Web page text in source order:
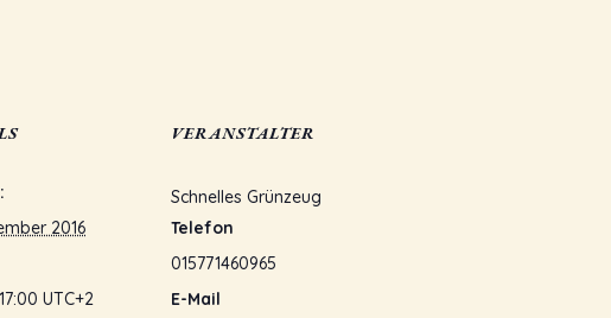
2016
UTC+2
VERANSTALTER
Schnelles Grünzeug
Telefon
015771460965
E-Mail